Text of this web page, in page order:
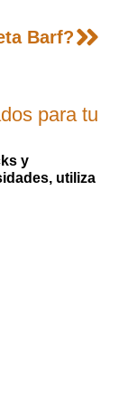
Barf?
para tu
y
utiliza